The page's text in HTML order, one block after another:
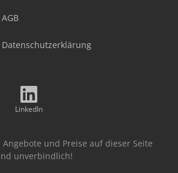
AGB
Datenschutzerklärung
LinkedIn
und Preise auf dieser Seite
unverbindlich!